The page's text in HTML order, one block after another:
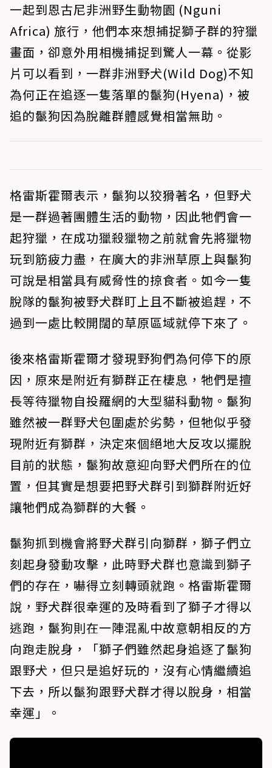
一起到恩古尼非洲野生動物園 (Nguni
Africa) 旅行，他們本來想捕捉獅子群的狩獵
畫面，卻意外用相機捕捉到驚人一幕。從影
片可以看到，一群非洲野犬(Wild Dog)不知
為何正在追逐一隻落單的鬣狗(Hyena)，被
追的鬣狗因為脫離群體感覺相當無助。
格雷斯霍爾表示，鬣狗以狡猾著名，但野犬
是一群過著團體生活的動物，因此牠們會一
起狩獵，在成功獵殺獵物之前就會先將獵物
玩到筋疲力盡，在廣大的非洲草原上與鬣狗
可說是相當具有威脅性的掠食者。如今一隻
脫隊的鬣狗被野犬群盯上且不斷被追趕，不
過到一處比較開闊的草原區域就停下來了。
後來格雷斯霍爾才發現野狗們為何停下的原
因，原來是附近有獅群正在棲息，牠們是擅
長等待獵物自投羅網的大型貓科動物。鬣狗
雖然被一群野犬包圍處於劣勢，但牠似乎發
現附近有獅群，決定來個絕地大反攻以擺脫
目前的狀態，鬣狗故意迎向野犬們所在的位
置，但其實是想要把野犬群引到獅群附近好
讓牠們成為獅群的大餐。
鬣狗抓到機會將野犬群引向獅群，獅子們立
刻起身發動攻擊，此時野犬群也意識到獅子
們的存在，嚇得立刻轉頭就跑。格雷斯霍爾
說，野犬群很幸運的及時看到了獅子才得以
逃跑，鬣狗則在一陣混亂中故意朝相反的方
向跑走脫身，「獅子們雖然起身追逐了鬣狗
跟野犬，但只是追好玩的，沒有心情繼續追
下去，所以鬣狗跟野犬群才得以脫身，相當
幸運」。